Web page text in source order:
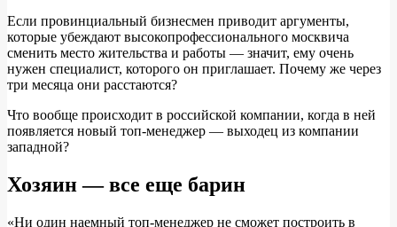
Если провинциальный бизнесмен приводит аргументы,
которые убеждают высокопрофессионального москвича
сменить место жительства и работы — значит, ему очень
нужен специалист, которого он приглашает. Почему же через
три месяца они расстаются?
Что вообще происходит в российской компании, когда в ней
появляется новый топ-менеджер — выходец из компании
западной?
Хозяин — все еще барин
«Ни один наемный топ-менеджер не сможет построить в